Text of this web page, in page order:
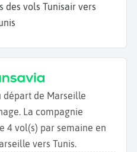
départ de Marseille
La compagnie
4 vol(s) par semaine en
vers Tunis.